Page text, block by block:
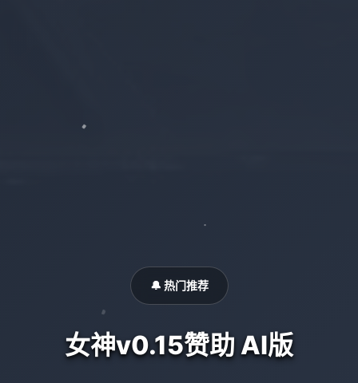
🔔 热门推荐
女神v0.15赞助 AI版